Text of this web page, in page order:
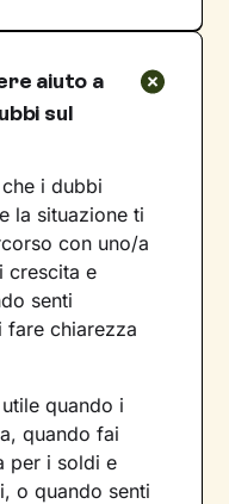
aiuto a
sul
i dubbi
la situazione ti
con uno/a
crescita e
senti
fare chiarezza
quando i
quando fai
per i soldi e
o quando senti